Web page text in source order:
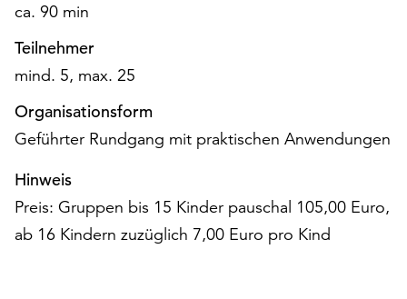
ca. 90 min
Teilnehmer
mind. 5, max. 25
Organisationsform
Geführter Rundgang mit praktischen Anwendungen
Hinweis
Preis: Gruppen bis 15 Kinder pauschal 105,00 Euro,
ab 16 Kindern zuzüglich 7,00 Euro pro Kind